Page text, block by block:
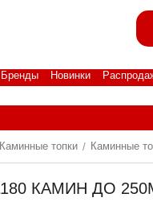
Бренды Новинки
Каминные топки / Каминные
КАМИН ДО